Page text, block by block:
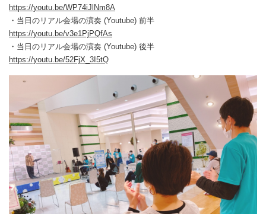
https://youtu.be/WP74iJlNm8A
・当日のリアル会場の演奏 (Youtube) 前半
https://youtu.be/v3e1PjPQfAs
・当日のリアル会場の演奏 (Youtube) 後半
https://youtu.be/52FjX_3I5tQ